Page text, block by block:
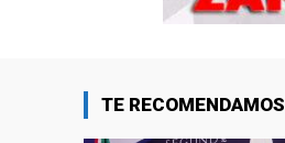
TE RECOMENDAMOS